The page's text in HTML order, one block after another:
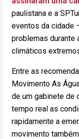
paulistana e a
eventos da cidade
problemas durante
climáticos
Entre as
Movimento As
de um gabinete de
tempo real as
rapidamente a
movimento